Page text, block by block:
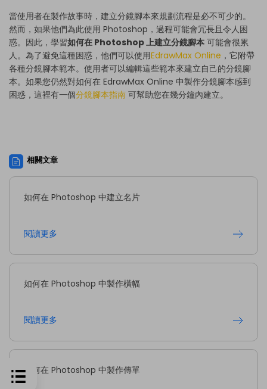
當使用者在製作故事時，建立分鏡腳本來規劃流程是必不可少的。
然而，如果他們為此使用 Photoshop，過程可能會冗長且令人困
惑。因此，學習如何在 Photoshop 上建立分鏡腳本 可能會很累
人。為了避免這種困惑，他們可以使用EdrawMax Online ，它附帶
各種分鏡腳本範本。使用者可以編輯這些範本來建立自己的分鏡腳
本。如果您仍然對如何在 EdrawMax Online 中製作分鏡腳本感到
困惑，這裡有一個分鏡腳本指南 可幫助您在幾分鐘內建立。
相關文章
如何在 Photoshop 中建立名片
閱讀更多
如何在 Photoshop 中製作橫幅
閱讀更多
如何在 Photoshop 中製作傳單